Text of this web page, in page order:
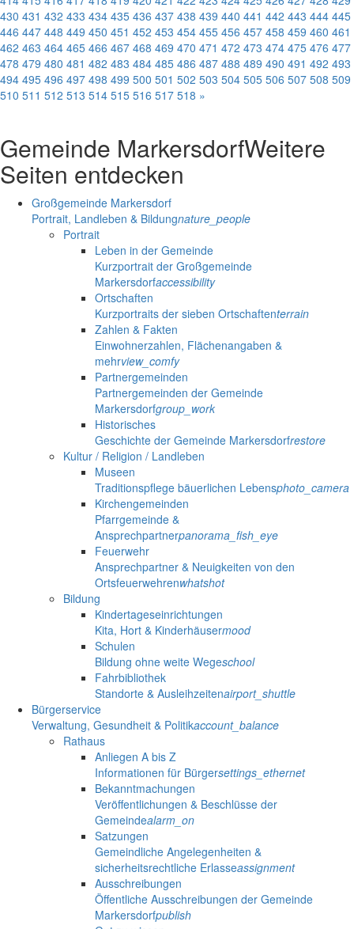
430 431 432 433 434 435 436 437 438 439 440 441 442 443 444 445
446 447 448 449 450 451 452 453 454 455 456 457 458 459 460 461
462 463 464 465 466 467 468 469 470 471 472 473 474 475 476 477
478 479 480 481 482 483 484 485 486 487 488 489 490 491 492 493
494 495 496 497 498 499 500 501 502 503 504 505 506 507 508 509
510 511 512 513 514 515 516 517 518 »
Gemeinde MarkersdorfWeitere
Seiten entdecken
Großgemeinde Markersdorf
Portrait, Landleben & Bildungnature_people
Portrait
Leben in der Gemeinde
Kurzportrait der Großgemeinde
Markersdorfaccessibility
Ortschaften
Kurzportraits der sieben Ortschaftenterrain
Zahlen & Fakten
Einwohnerzahlen, Flächenangaben &
mehrview_comfy
Partnergemeinden
Partnergemeinden der Gemeinde
Markersdorfgroup_work
Historisches
Geschichte der Gemeinde Markersdorfrestore
Kultur / Religion / Landleben
Museen
Traditionspflege bäuerlichen Lebensphoto_camera
Kirchengemeinden
Pfarrgemeinde &
Ansprechpartnerpanorama_fish_eye
Feuerwehr
Ansprechpartner & Neuigkeiten von den
Ortsfeuerwehrenwhatshot
Bildung
Kindertageseinrichtungen
Kita, Hort & Kinderhäusermood
Schulen
Bildung ohne weite Wegeschool
Fahrbibliothek
Standorte & Ausleihzeitenairport_shuttle
Bürgerservice
Verwaltung, Gesundheit & Politikaccount_balance
Rathaus
Anliegen A bis Z
Informationen für Bürgersettings_ethernet
Bekanntmachungen
Veröffentlichungen & Beschlüsse der
Gemeindealarm_on
Satzungen
Gemeindliche Angelegenheiten &
sicherheitsrechtliche Erlasseassignment
Ausschreibungen
Öffentliche Ausschreibungen der Gemeinde
Markersdorfpublish